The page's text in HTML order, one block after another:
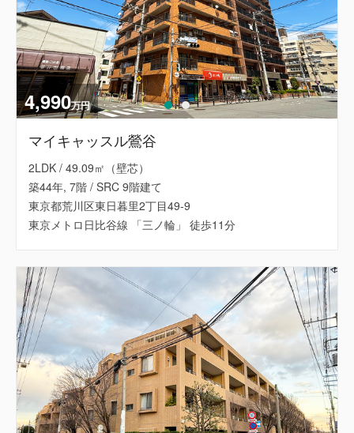
4,990万円
マイキャッスル鶯谷
2LDK / 49.09㎡（壁芯）
築44年, 7階 / SRC 9階建て
東京都荒川区東日暮里2丁目49-9
東京メトロ日比谷線 「三ノ輪」 徒歩11分